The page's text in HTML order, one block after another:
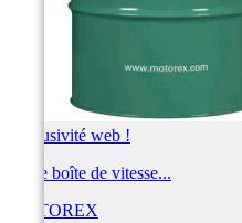
Exclusivité web !
Huile boîte de vitesse...
MOTOREX